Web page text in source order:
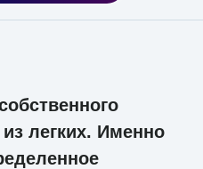
легких. Именно